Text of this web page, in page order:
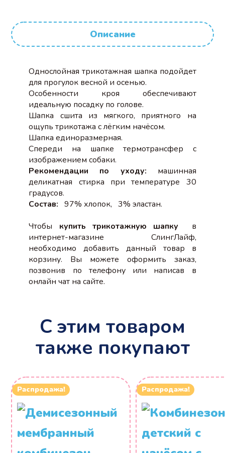
Описание
Однослойная трикотажная шапка подойдет
для прогулок весной и осенью.
Особенности кроя обеспечивают
идеальную посадку по голове.
Шапка сшита из мягкого, приятного на
ощупь трикотажа с лёгким начёсом.
Шапка единоразмерная.
Спереди на шапке термотрансфер с
изображением собаки.
Рекомендации по уходу: машинная
деликатная стирка при температуре 30
градусов.
Состав: 97% хлопок, 3% эластан.
Чтобы купить трикотажную шапку в
интернет-магазине СлингЛайф,
необходимо добавить данный товар в
корзину. Вы можете оформить заказ,
позвонив по телефону или написав в
онлайн чат на сайте.
С этим товаром
также покупают
Распродажа! Распродажа!